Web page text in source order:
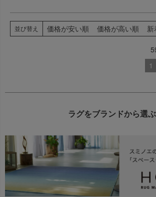
並び替え 価格が安い順 価格が高い順 新
1
ラグをブランドから選ぶ